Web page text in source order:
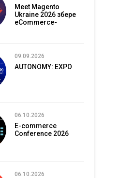
Meet Magento
Ukraine 2026 збере
eCommerce-
09.09.2026
AUTONOMY: EXPO
06.10.2026
E-commerce
Conference 2026
06.10.2026